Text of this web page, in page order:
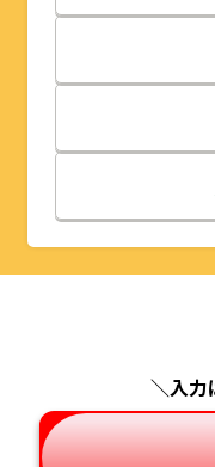
＼入力